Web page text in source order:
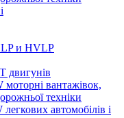
и HVLP
двигунів
вантажівок,
техніки
автомобілів і